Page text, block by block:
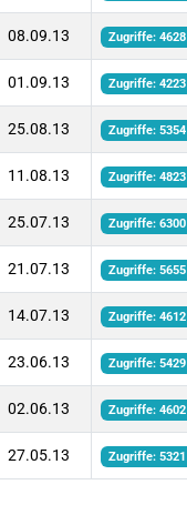
08.09.13 Zugriffe: 4628
01.09.13 Zugriffe: 4223
25.08.13 Zugriffe: 5354
11.08.13 Zugriffe: 4823
25.07.13 Zugriffe: 6300
21.07.13 Zugriffe: 5655
14.07.13 Zugriffe: 4612
23.06.13 Zugriffe: 5429
02.06.13 Zugriffe: 4602
27.05.13 Zugriffe: 5321